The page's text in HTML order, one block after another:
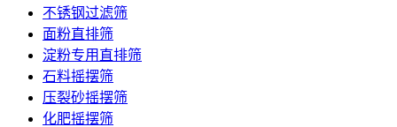
不锈钢过滤筛
面粉直排筛
淀粉专用直排筛
石料摇摆筛
压裂砂摇摆筛
化肥摇摆筛